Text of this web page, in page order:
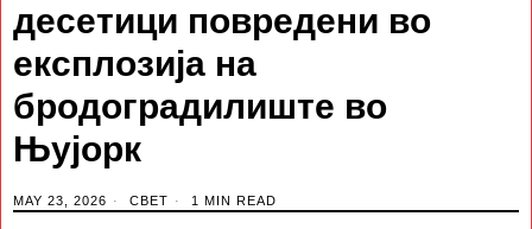
десетици повредени во
експлозија на
бродоградилиште во
Њујорк
MAY 23, 2026 СВЕТ 1 MIN READ